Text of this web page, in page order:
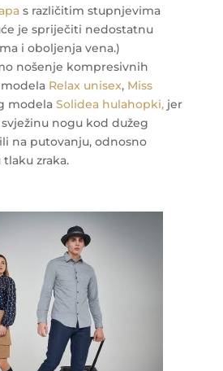
s različitim stupnjevima
je spriječiti nedostatnu
i oboljenja vena.)
nošenje kompresivnih
Relax unisex, Miss
modela Solidea hulahopki,jer
svježinu nogu kod dužeg
na putovanju, odnosno
zraka.